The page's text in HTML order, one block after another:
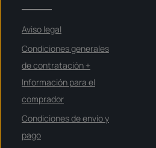
o
e
e
t
r
e
g
:
o
f
r
v
e
Aviso legal
Condiciones generales
de contratación +
Información para el
comprador
Condiciones de envío y
pago